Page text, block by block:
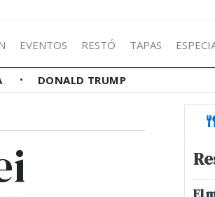
EVENTOS RESTÓ TAPAS
DONALD TRUMP